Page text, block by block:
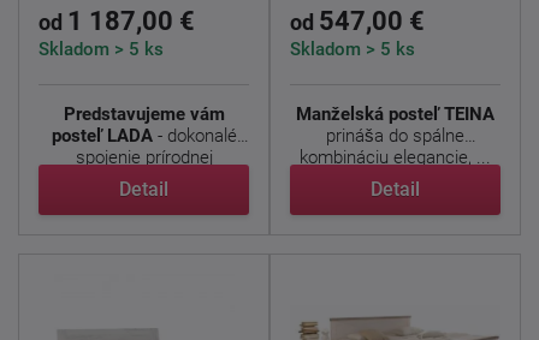
od 1 187,00 €
Skladom > 5 ks
Predstavujeme vám
posteľ LADA- dokonalé
spojenie prírodnej
elegancie, ...
Detail
od 547,00 €
Skladom > 5 ks
Manželská posteľ TEINA
prináša do spálne
kombináciu elegancie, ...
Detail